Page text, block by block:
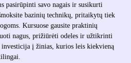
pasirūpinti savo nagais ir susikurti
bazinių technikų, pritaikytų tiek
Kursuose gausite praktinių
nagus, prižiūrėti odeles ir užtikrinti
į žinias, kurios leis kiekvieną